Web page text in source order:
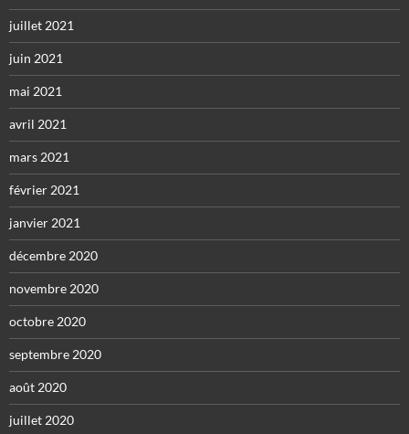
juillet 2021
juin 2021
mai 2021
avril 2021
mars 2021
février 2021
janvier 2021
décembre 2020
novembre 2020
octobre 2020
septembre 2020
août 2020
juillet 2020